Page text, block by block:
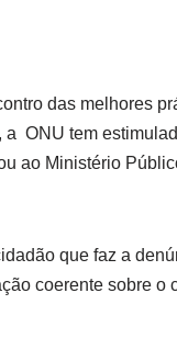
das melhores
ONU tem
ao Ministério
que faz a
coerente sobre o